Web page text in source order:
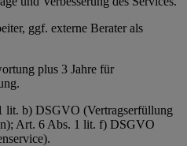
ggf. externe Berater als
plus 3 Jahre für
lit. b) DSGVO (Vertragserfüllung
Art. 6 Abs. 1 lit. f) DSGVO